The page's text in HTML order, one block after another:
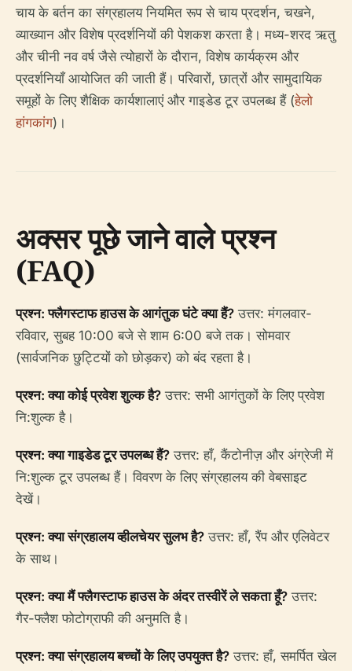
चाय के बर्तन का संग्रहालय नियमित रूप से चाय प्रदर्शन, चखने,
व्याख्यान और विशेष प्रदर्शनियों की पेशकश करता है। मध्य-शरद ऋतु
और चीनी नव वर्ष जैसे त्योहारों के दौरान, विशेष कार्यक्रम और
प्रदर्शनियाँ आयोजित की जाती हैं। परिवारों, छात्रों और सामुदायिक
समूहों के लिए शैक्षिक कार्यशालाएं और गाइडेड टूर उपलब्ध हैं (हेलो
हांगकांग)।
अक्सर पूछे जाने वाले प्रश्न
(FAQ)
प्रश्न: फ्लैगस्टाफ हाउस के आगंतुक घंटे क्या हैं? उत्तर: मंगलवार-
रविवार, सुबह 10:00 बजे से शाम 6:00 बजे तक। सोमवार
(सार्वजनिक छुट्टियों को छोड़कर) को बंद रहता है।
प्रश्न: क्या कोई प्रवेश शुल्क है? उत्तर: सभी आगंतुकों के लिए प्रवेश
नि:शुल्क है।
प्रश्न: क्या गाइडेड टूर उपलब्ध हैं? उत्तर: हाँ, कैंटोनीज़ और अंग्रेजी में
नि:शुल्क टूर उपलब्ध हैं। विवरण के लिए संग्रहालय की वेबसाइट
देखें।
प्रश्न: क्या संग्रहालय व्हीलचेयर सुलभ है? उत्तर: हाँ, रैंप और एलिवेटर
के साथ।
प्रश्न: क्या मैं फ्लैगस्टाफ हाउस के अंदर तस्वीरें ले सकता हूँ? उत्तर:
गैर-फ्लैश फोटोग्राफी की अनुमति है।
प्रश्न: क्या संग्रहालय बच्चों के लिए उपयुक्त है? उत्तर: हाँ, समर्पित खेल